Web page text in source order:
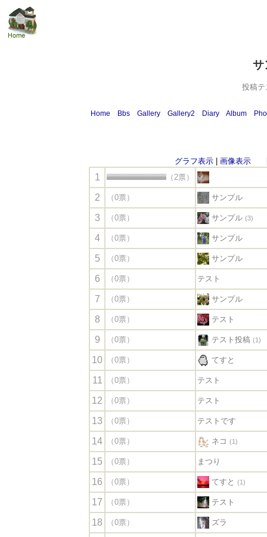
サ
投稿テ
Home Bbs Gallery Gallery2 Diary Album
グラフ表示 画像表示
1 （2票）
2 （0票） サンプル
3 （0票） サンプル (3)
4 （0票） サンプル
5 （0票） サンプル
6 （0票） テスト
7 （0票） サンプル
8 （0票） テスト
9 （0票） テスト投稿 (1)
10 （0票） てすと
11 （0票） テスト
12 （0票） テスト
13 （0票） テストです
14 （0票） ネコ (1)
15 （0票） まつり
16 （0票） てすと (1)
17 （0票） テスト
18 （0票） ズラ